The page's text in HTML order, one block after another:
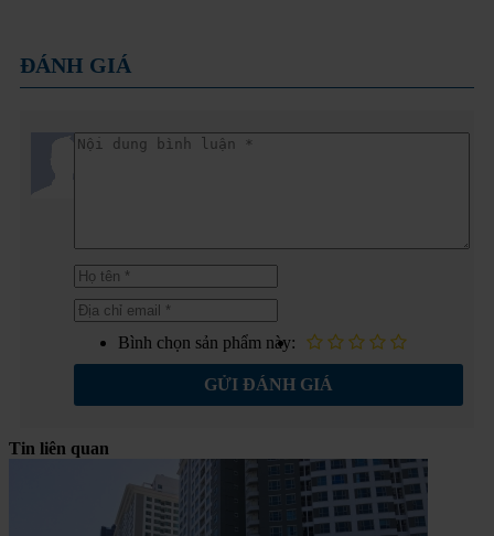
ĐÁNH GIÁ
Bình chọn sản phẩm này:
GỬI ĐÁNH GIÁ
Tin liên quan